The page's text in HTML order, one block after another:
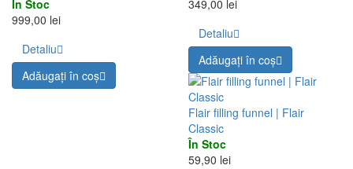
În Stoc
999,00 lei
Detaliu
Adăugați în coş
349,00 lei
Detaliu
Adăugați în coş
Flair filling funnel | Flair
Classic
În Stoc
59,90 lei